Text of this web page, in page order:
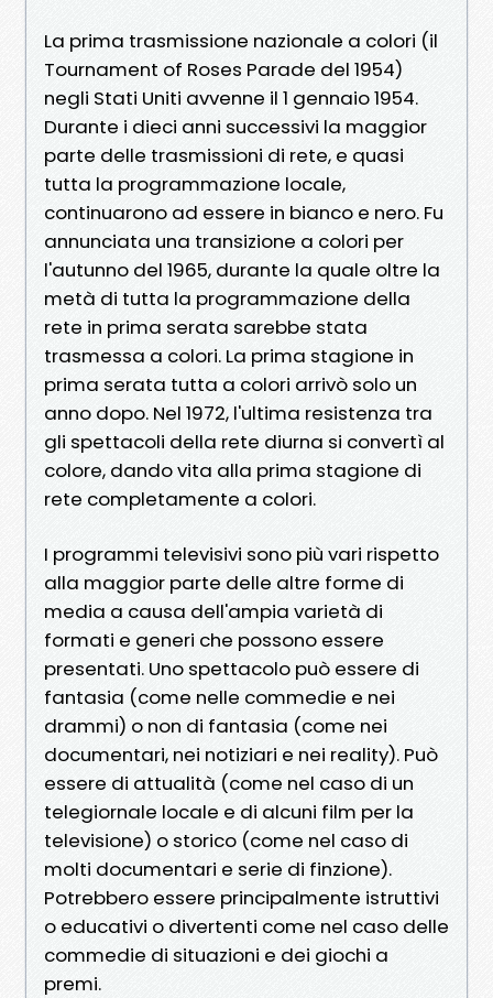
La prima trasmissione nazionale a colori (il
Tournament of Roses Parade del 1954)
negli Stati Uniti avvenne il 1 gennaio 1954.
Durante i dieci anni successivi la maggior
parte delle trasmissioni di rete, e quasi
tutta la programmazione locale,
continuarono ad essere in bianco e nero. Fu
annunciata una transizione a colori per
l'autunno del 1965, durante la quale oltre la
metà di tutta la programmazione della
rete in prima serata sarebbe stata
trasmessa a colori. La prima stagione in
prima serata tutta a colori arrivò solo un
anno dopo. Nel 1972, l'ultima resistenza tra
gli spettacoli della rete diurna si convertì al
colore, dando vita alla prima stagione di
rete completamente a colori.
I programmi televisivi sono più vari rispetto
alla maggior parte delle altre forme di
media a causa dell'ampia varietà di
formati e generi che possono essere
presentati. Uno spettacolo può essere di
fantasia (come nelle commedie e nei
drammi) o non di fantasia (come nei
documentari, nei notiziari e nei reality). Può
essere di attualità (come nel caso di un
telegiornale locale e di alcuni film per la
televisione) o storico (come nel caso di
molti documentari e serie di finzione).
Potrebbero essere principalmente istruttivi
o educativi o divertenti come nel caso delle
commedie di situazioni e dei giochi a
premi.